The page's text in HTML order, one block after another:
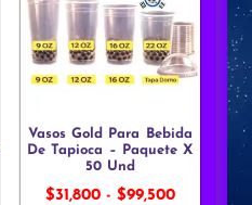
Vasos Gold Para Bebida
De Tapioca – Paquete X
50 Und
$31,800 - $99,500